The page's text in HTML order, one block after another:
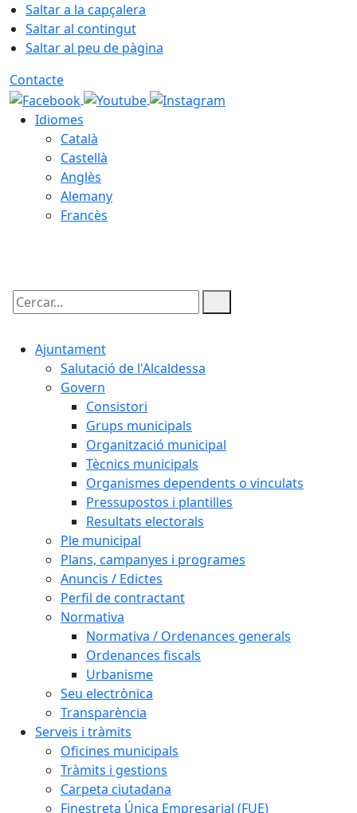
Saltar a la capçalera
Saltar al contingut
Saltar al peu de pàgina
Contacte
Idiomes
Català
Castellà
Anglès
Alemany
Francès
Cercar:
Ajuntament
Salutació de l'Alcaldessa
Govern
Consistori
Grups municipals
Organització municipal
Tècnics municipals
Organismes dependents o vinculats
Pressupostos i plantilles
Resultats electorals
Ple municipal
Plans, campanyes i programes
Anuncis / Edictes
Perfil de contractant
Normativa
Normativa / Ordenances generals
Ordenances fiscals
Urbanisme
Seu electrònica
Transparència
Serveis i tràmits
Oficines municipals
Tràmits i gestions
Carpeta ciutadana
Finestreta Única Empresarial (FUE)